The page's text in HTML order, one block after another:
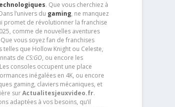
. Que vous cherchiez à
l’univers du gaming, ne manquez
promet de révolutionner la franchise
comme de nouvelles aventures
vous soyez fan de franchises
que Hollow Knight ou Celeste,
de CS:GO, ou encore les
consoles occupent une place
inégalées en 4K, ou encore
gaming, claviers mécaniques, et
surActualitesjeuxvideo.fr.
adaptées à vos besoins, qu’il